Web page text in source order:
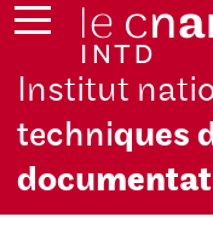
Institut
techniques
docu